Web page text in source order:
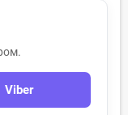
Viber